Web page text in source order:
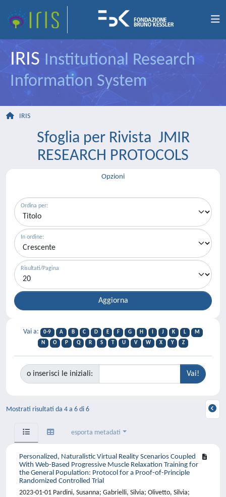
IRIS Institutional Research
Information System
IRIS
Sfoglia per Rivista JMIR
RESEARCH PROTOCOLS
Opzioni
Ordina per:
In ordine:
Risultati/Pagina
Vai a: 0-9 A B C D E F G H J K L
M
N
O P Q R S T U V W X Y Z
o inserisci le iniziali:
Mostrati risultati da 4 a 6 di 6
esporta metadati
Personalized, Naturalistic Virtual Reality Scenarios Coupled
With Web-Based Progressive Muscle Relaxation Training for
the General Population: Protocol for a Proof-of-Principle
Randomized Controlled Trial
2023-01-01 Pardini, Susanna; Gabrielli, Silvia; Olivetto, Silvia;